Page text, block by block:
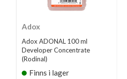
Adox
Adox ADONAL 100 ml
Developer Concentrate
(Rodinal)
Finns i lager